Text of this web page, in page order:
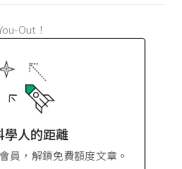
Out！
學人的距離
員，解鎖免費額度文章。